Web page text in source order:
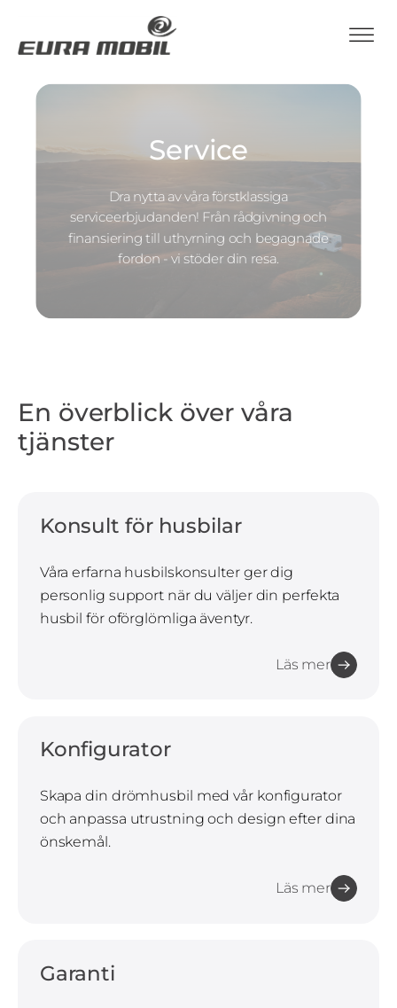
Service
Dra nytta av våra förstklassiga
serviceerbjudanden! Från rådgivning och
finansiering till uthyrning och begagnade
fordon - vi stöder din resa.
En överblick över våra
tjänster
Konsult för husbilar
Våra erfarna husbilskonsulter ger dig
personlig support när du väljer din perfekta
husbil för oförglömliga äventyr.
Läs mer
Konfigurator
Skapa din drömhusbil med vår konfigurator
och anpassa utrustning och design efter dina
önskemål.
Läs mer
Garanti